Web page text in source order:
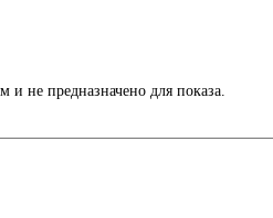
и не предназначено для показа.